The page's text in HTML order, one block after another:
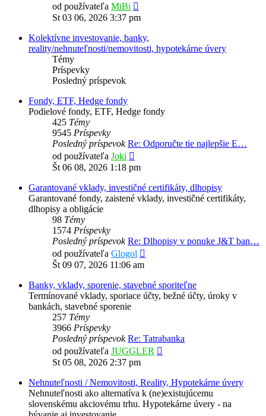
od používateľa MiBi
posledný
St 03 06, 2026 3:37 pm
Kolektívne investovanie, banky,
reality/nehnuteľnosti/nemovitosti, hypotekárne úvery
Témy
Príspevky
Posledný príspevok
Fondy, ETF, Hedge fondy
Podielové fondy, ETF, Hedge fondy
425 Témy
9545 Príspevky
Posledný príspevok Re: Odporučte tie najlepšie E…
od používateľa Joki
posledný
Št 06 08, 2026 1:18 pm
Garantované vklady, investičné certifikáty, dlhopisy
Garantované fondy, zaistené vklady, investičné certifikáty,
dlhopisy a obligácie
98 Témy
1574 Príspevky
Posledný príspevok Re: Dlhopisy v ponuke J&T ban…
od používateľa Glogol
Št 09 07, 2026 11:06 am
Banky, vklady, sporenie, stavebné sporiteľne
Termínované vklady, sporiace účty, bežné účty, úroky v
bankách, stavebné sporenie
257 Témy
3966 Príspevky
Posledný príspevok Re: Tatrabanka
od používateľa JUGGLER
St 05 08, 2026 2:37 pm
Nehnuteľnosti / Nemovitosti, Reality, Hypotekárne úvery
Nehnuteľnosti ako alternatíva k (ne)existujúcemu
slovenskému akciovému trhu. Hypotekárne úvery - na